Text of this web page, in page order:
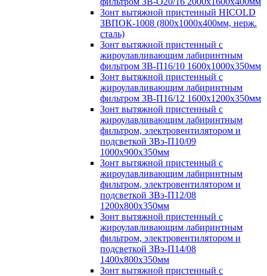
Зонт вытяжной пристенный HICOLD
ЗВПОК-1008 (800х1000х400мм, нерж.
сталь)
Зонт вытяжной пристенный с
жироулавливающим лабиринтным
фильтром ЗВ-П16/10 1600х1000х350мм
Зонт вытяжной пристенный с
жироулавливающим лабиринтным
фильтром ЗВ-П16/12 1600х1200х350мм
Зонт вытяжной пристенный с
жироулавливающим лабиринтным
фильтром, электровентилятором и
подсветкой ЗВэ-П10/09
1000х900х350мм
Зонт вытяжной пристенный с
жироулавливающим лабиринтным
фильтром, электровентилятором и
подсветкой ЗВэ-П12/08
1200х800х350мм
Зонт вытяжной пристенный с
жироулавливающим лабиринтным
фильтром, электровентилятором и
подсветкой ЗВэ-П14/08
1400х800х350мм
Зонт вытяжной пристенный с